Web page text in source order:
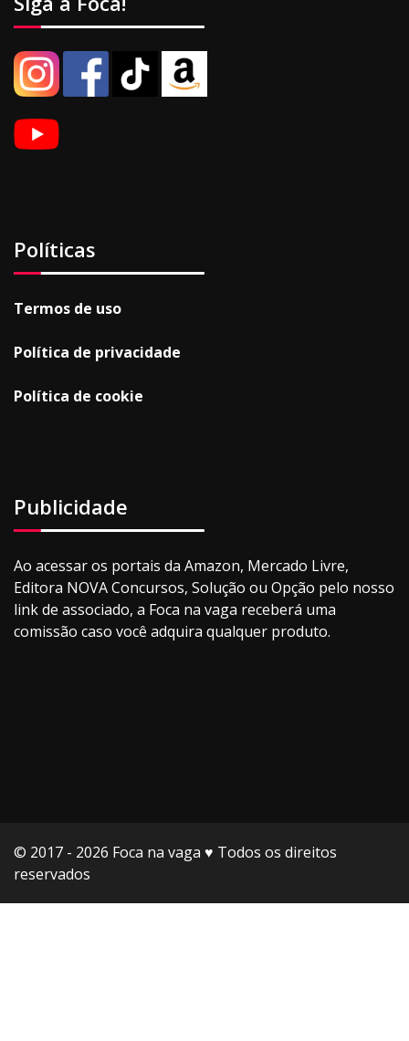
Políticas
Termos de uso
Política de privacidade
Política de cookie
Publicidade
Ao acessar os portais da Amazon, Mercado Livre,
Editora NOVA Concursos, Solução ou Opção pelo nosso
link de associado, a Foca na vaga receberá uma
comissão caso você adquira qualquer produto.
© 2017 - 2026 Foca na vaga ♥️ Todos os direitos
reservados